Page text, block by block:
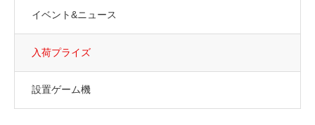
イベント&ニュース
入荷プライズ
設置ゲーム機